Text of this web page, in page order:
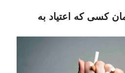
کسی که اعتیاد به